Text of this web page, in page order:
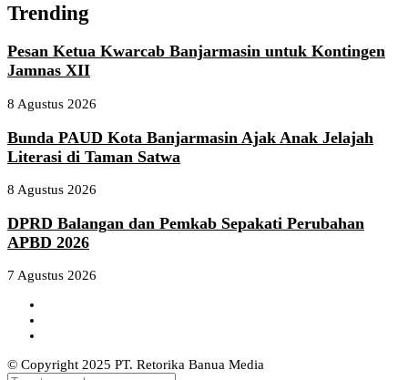
Trending
Pesan Ketua Kwarcab Banjarmasin untuk Kontingen
Jamnas XII
8 Agustus 2026
Bunda PAUD Kota Banjarmasin Ajak Anak Jelajah
Literasi di Taman Satwa
8 Agustus 2026
DPRD Balangan dan Pemkab Sepakati Perubahan
APBD 2026
7 Agustus 2026
© Copyright 2025 PT. Retorika Banua Media